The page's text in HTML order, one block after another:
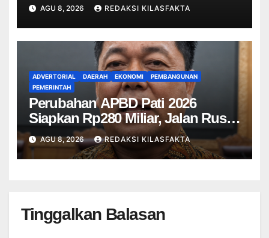
Listrik
AGU 8, 2026 REDAKSI KILASFAKTA
ADVERTORIAL DAERAH EKONOMI
PEMBANGUNAN
PEMERINTAH
Perubahan APBD Pati 2026
Siapkan Rp280 Miliar, Jalan Rusak
Jadi Prioritas
AGU 8, 2026 REDAKSI KILASFAKTA
Tinggalkan Balasan